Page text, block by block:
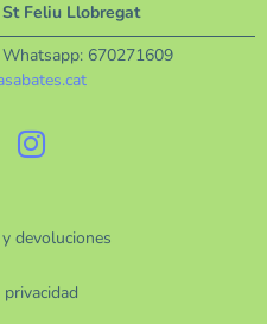
devoluciones
Feliu Llobregat
670271609